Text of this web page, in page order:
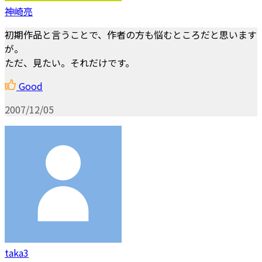
神崎亮
初期作品と言うことで、作者の方も悩むところだと思います
が。
ただ、見たい。それだけです。
Good
2007/12/05
taka3